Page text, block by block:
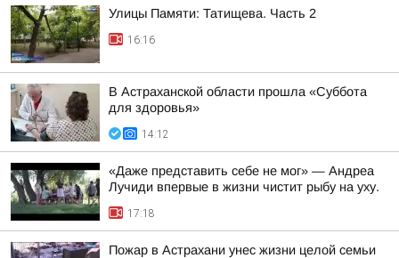
Улицы Памяти: Татищева. Часть 2
16:16
В Астраханской области прошла «Суббота
для здоровья»
14:12
«Даже представить себе не мог» — Андреа
Лучиди впервые в жизни чистит рыбу на уху.
17:18
Пожар в Астрахани унес жизни целой семьи